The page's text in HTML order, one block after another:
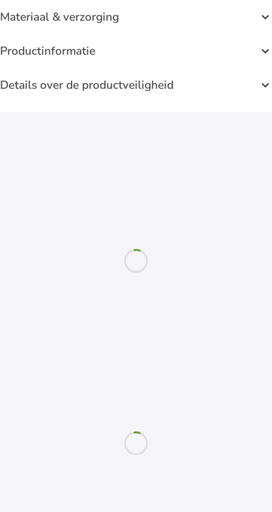
Materiaal & verzorging
Productinformatie
Details over de productveiligheid